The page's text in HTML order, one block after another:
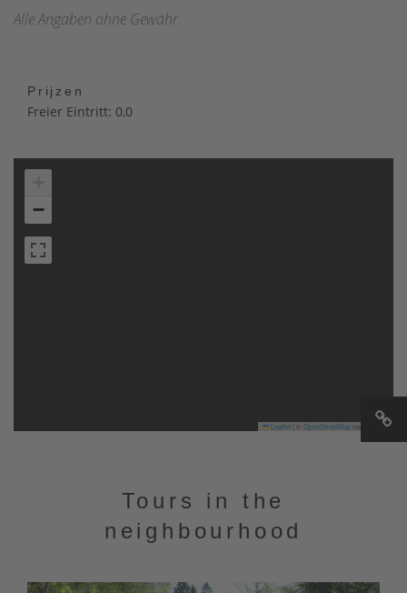
Alle Angaben ohne Gewähr.
Prijzen
Freier Eintritt: 0,0
−
Leaflet OpenStreetMapcontributors
Tours in the
neighbourhood